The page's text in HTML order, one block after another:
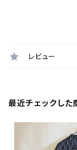
レビュー
最近チェックした